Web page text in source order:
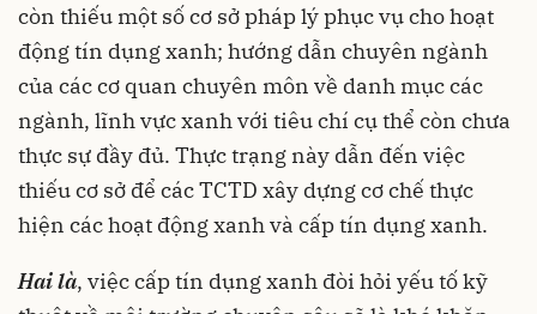
còn thiếu một số cơ sở pháp lý phục vụ cho hoạt
động tín dụng xanh; hướng dẫn chuyên ngành
của các cơ quan chuyên môn về danh mục các
ngành, lĩnh vực xanh với tiêu chí cụ thể còn chưa
thực sự đầy đủ. Thực trạng này dẫn đến việc
thiếu cơ sở để các TCTD xây dựng cơ chế thực
hiện các hoạt động xanh và cấp tín dụng xanh.
Hai là, việc cấp tín dụng xanh đòi hỏi yếu tố kỹ